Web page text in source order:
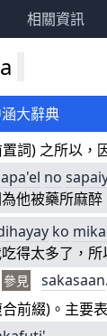
相關資訊
大辭典
詞) 之所以，
no
他被藥所麻醉
ko
得太多了，所
參見 sakasaan.
前綴)。主要